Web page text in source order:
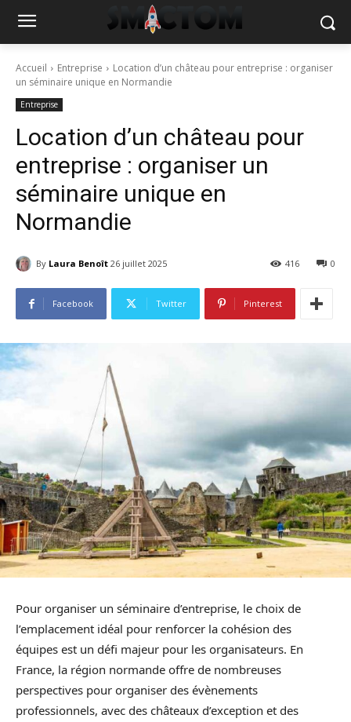
Accueil Entreprise
Location d’un château pour entreprise : organiser
un séminaire unique en Normandie
Entreprise
Location d’un château pour
entreprise : organiser un
séminaire unique en
Normandie
By Laura Benoît 26 juillet 2025 0
416
Facebook Twitter Pinterest
Pour organiser un séminaire d’entreprise, le choix de
l’emplacement idéal pour renforcer la cohésion des
équipes est un défi majeur pour les organisateurs. En
France, la région normande offre de nombreuses
perspectives pour organiser des évènements
professionnels, avec des châteaux d’exception et des